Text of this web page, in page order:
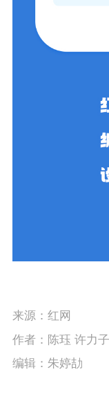
来源：红网
作者：陈珏 许力子
编辑：朱婷劼